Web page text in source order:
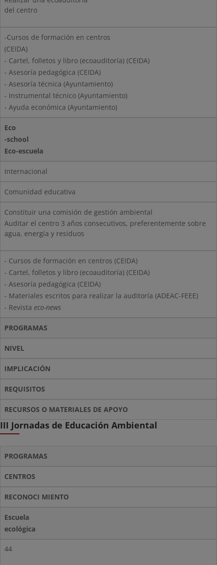
del centro
-Cursos de formación en centros
(CEIDA)
- Cartel, folletos y libro (ecoauditoría) (CEIDA)
- Asesoría pedagógica (CEIDA)
- Asesoría técnica (Ayuntamiento)
- Instrumental técnico (Ayuntamiento)
- Ayuda económica (Ayuntamiento)
Eco
-school
Eco-escuela
Internacional
Comunidad educativa
Constituir una comisión de gestión ambiental
Auditar el centro 3 años consecutivos, preferentemente sobre
agua, energía y residuos
- Cursos de formación en centros (CEIDA)
- Cartel, folletos y libro (ecoauditoría) (CEIDA)
- Asesoría pedagógica (CEIDA)
- Materiales escritos para realizar la auditoría (ADEAC-FEEE)
- Revista eco-news
PROGRAMAS
NIVEL
IMPLICACIÓN
REQUISITOS
RECURSOS O MATERIALES DE APOYO
III Jornadas de Educación Ambiental
PROGRAMAS
CENTROS
RECONOCI MIENTO
Escuela
ecológica
44